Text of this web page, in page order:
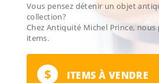
Vous pensez détenir un objet
collection?
Chez Antiquité Michel Prince,
items.
$ ITEMS À VENDRE